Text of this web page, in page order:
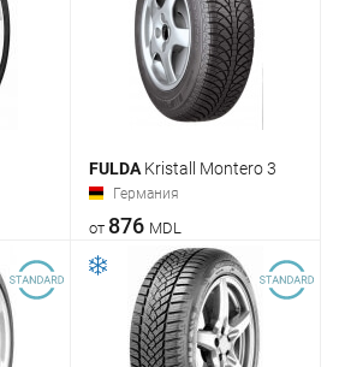
FULDAKristall Montero 3
Германия
от 876 MDL